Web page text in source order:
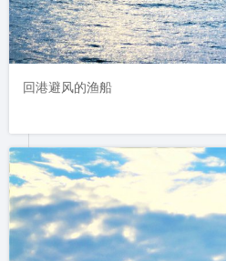
回港避风的渔船